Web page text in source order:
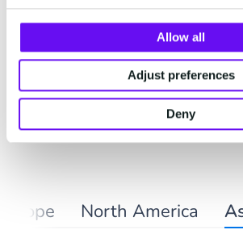
Allow all
Adjust preferences
Deny
全球办事处
我们在全球多地设有办事处及
North America